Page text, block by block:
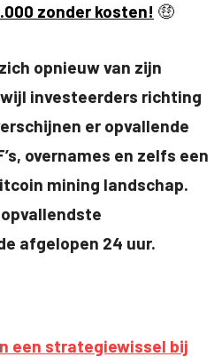
zonder kosten! 🤑
opnieuw van zijn
investeerders richting
er opvallende
overnames en zelfs een
mining landschap.
afgelopen 24 uur.
een strategiewissel bij